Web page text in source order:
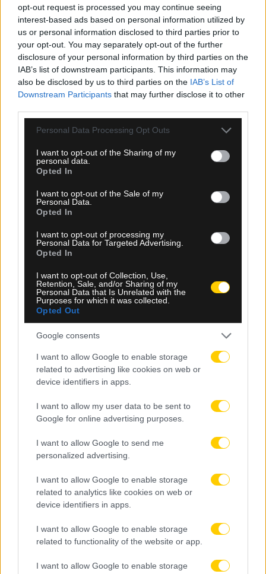
opt-out request is processed you may continue seeing
interest-based ads based on personal information utilized by
us or personal information disclosed to third parties prior to
your opt-out. You may separately opt-out of the further
disclosure of your personal information by third parties on the
IAB’s list of downstream participants. This information may
also be disclosed by us to third parties on the IAB’s List of
Downstream Participants that may further disclose it to other
Please note that this website/app uses one or more Google
not limited to your visit or usage behaviour. You may click to
grant or deny consent to Google and its third-party tags to
use your data for below specified purposes in below Google
consent section.
Personal Data Processing Opt Outs
I want to opt-out of the Sharing of my
personal data.
Opted In
I want to opt-out of the Sale of my
Personal Data.
Opted In
I want to opt-out of processing my
Personal Data for Targeted Advertising.
Opted In
I want to opt-out of Collection, Use,
Retention, Sale, and/or Sharing of my
Personal Data that Is Unrelated with the
Purposes for which it was collected.
Opted Out
Google consents
I want to allow Google to enable storage
related to advertising like cookies on web or
device identifiers in apps.
I want to allow my user data to be sent to
Google for online advertising purposes.
I want to allow Google to send me
personalized advertising.
I want to allow Google to enable storage
related to analytics like cookies on web or
device identifiers in apps.
I want to allow Google to enable storage
related to functionality of the website or app.
I want to allow Google to enable storage
Το τηλεφώνημα που άλλαξε τα δεδομένα για τον
Κόστιτς και τον έστειλε στην PSV
07.08.2026, 10:25
στο EuroBasket U16